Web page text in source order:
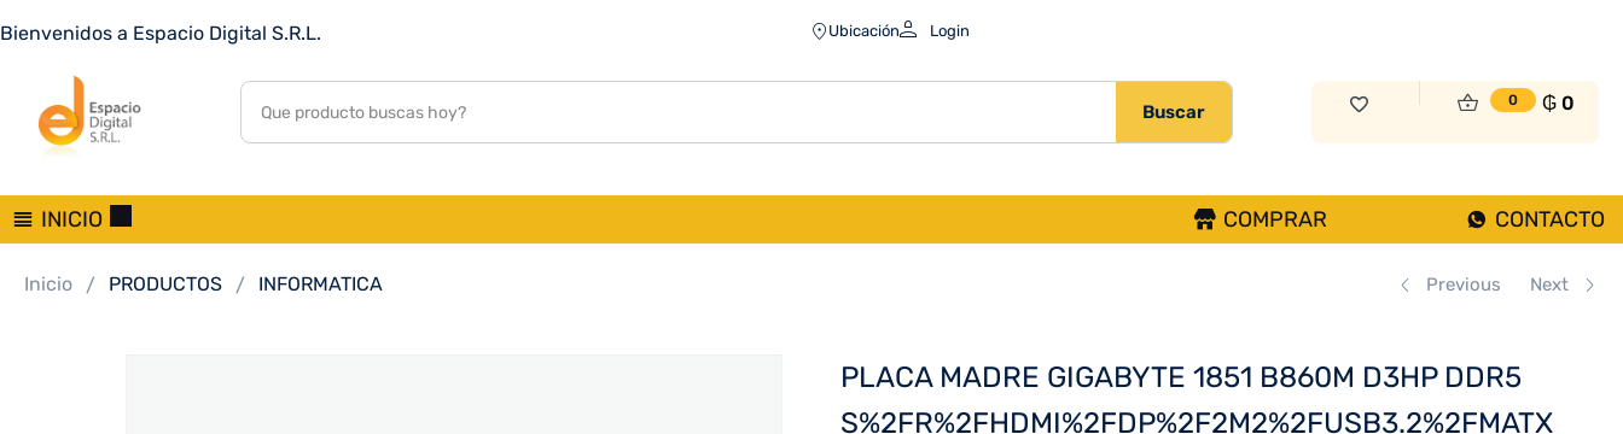
Bienvenidos a Espacio Digital S.R.L. Ubicación Login
Buscar
0 ₲0
INICIO CONTACTO
COMPRAR
Inicio PRODUCTOS INFORMATICA Previous Next
PLACA MADRE GIGABYTE 1851 B860M D3HP DDR5
customer reviews
PLACA MADRE GIGABYTE 1851 B860M D3HP DDR5
S%2FR%2FHDMI%2FDP%2F2M2%2FUSB3.2%2FMATX